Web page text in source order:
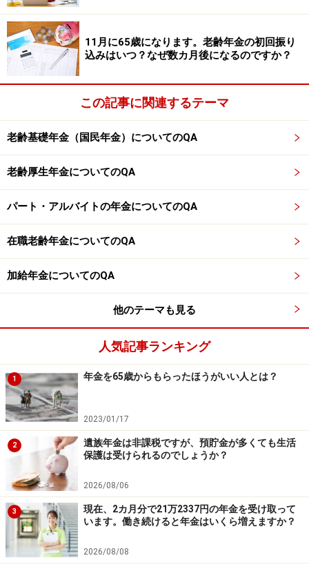
実際に加給年金の対象だったか、振替加算が反映されて
いるかは、加入記録や配偶者の年金状況によって異なり
ます。気になる場合は、年金事務所や「ねんきんダイヤ
ル」で確認してみることをおすすめします。
※専門家に取り上げてほしい質問がある人は
監修・文／深川 弘恵（ファイナンシャルプランナー）
い。
商品や投資行動を推奨するものではありません。
投資や資産運用に関する最終的なご判断はご自身の責任において
行ってください。
掲載情報の正確性・完全性については十分に配慮しております
が、その内容を保証するものではなく、これに基づく損失・損害
などについて当社は一切の責任を負いません。
最新の情報や詳細については、必ず各金融機関やサービス提供者
【編集部からのお知らせ】
・「家計」について、アンケート（2026/8/31まで）を実施
中です！
※抽選で20名にAmazonギフト券1000円分プレゼント
※謝礼付きの限定アンケートやモニター企画に参加が可能に
なります
11月に65歳になります。老齢年金の初回振り
込みはいつ？なぜ数カ月後になるのですか？
この記事に関連するテーマ
老齢基礎年金（国民年金）についてのQA
老齢厚生年金についてのQA
パート・アルバイトの年金についてのQA
在職老齢年金についてのQA
加給年金についてのQA
他のテーマも見る
人気記事ランキング
1 年金を65歳からもらったほうがいい人とは？
2023/01/17
2
遺族年金は非課税ですが、預貯金が多くても生活
保護は受けられるのでしょうか？
2026/08/06
3
現在、2カ月分で21万2337円の年金を受け取って
います。働き続けると年金はいくら増えますか？
2026/08/08